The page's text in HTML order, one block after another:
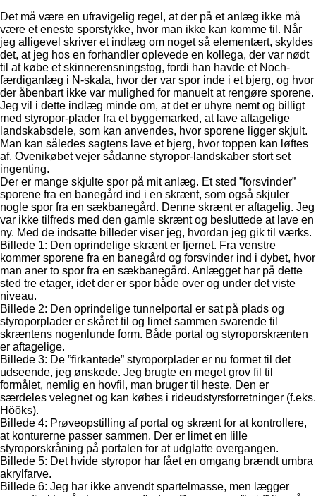
Det må være en ufravigelig regel, at der på et anlæg ikke må
være et eneste sporstykke, hvor man ikke kan komme til. Når
jeg alligevel skriver et indlæg om noget så elementært, skyldes
det, at jeg hos en forhandler oplevede en kollega, der var nødt
til at købe et skinnerensningstog, fordi han havde et Noch-
færdiganlæg i N-skala, hvor der var spor inde i et bjerg, og hvor
der åbenbart ikke var mulighed for manuelt at rengøre sporene.
Jeg vil i dette indlæg minde om, at det er uhyre nemt og billigt
med styropor-plader fra et byggemarked, at lave aftagelige
landskabsdele, som kan anvendes, hvor sporene ligger skjult.
Man kan således sagtens lave et bjerg, hvor toppen kan løftes
af. Ovenikøbet vejer sådanne styropor-landskaber stort set
ingenting.
Der er mange skjulte spor på mit anlæg. Et sted ”forsvinder”
sporene fra en banegård ind i en skrænt, som også skjuler
nogle spor fra en sækbanegård. Denne skrænt er aftagelig. Jeg
var ikke tilfreds med den gamle skrænt og besluttede at lave en
ny. Med de indsatte billeder viser jeg, hvordan jeg gik til værks.
Billede 1: Den oprindelige skrænt er fjernet. Fra venstre
kommer sporene fra en banegård og forsvinder ind i dybet, hvor
man aner to spor fra en sækbanegård. Anlægget har på dette
sted tre etager, idet der er spor både over og under det viste
niveau.
Billede 2: Den oprindelige tunnelportal er sat på plads og
styroporplader er skåret til og limet sammen svarende til
skræntens nogenlunde form. Både portal og styroporskrænten
er aftagelige.
Billede 3: De ”firkantede” styroporplader er nu formet til det
udseende, jeg ønskede. Jeg brugte en meget grov fil til
formålet, nemlig en hovfil, man bruger til heste. Den er
særdeles velegnet og kan købes i rideudstyrsforretninger (f.eks.
Hööks).
Billede 4: Prøveopstilling af portal og skrænt for at kontrollere,
at konturerne passer sammen. Der er limet en lille
styroporskråning på portalen for at udglatte overgangen.
Billede 5: Det hvide styropor har fået en omgang brændt umbra
akrylfarve.
Billede 6: Jeg har ikke anvendt spartelmasse, men lægger